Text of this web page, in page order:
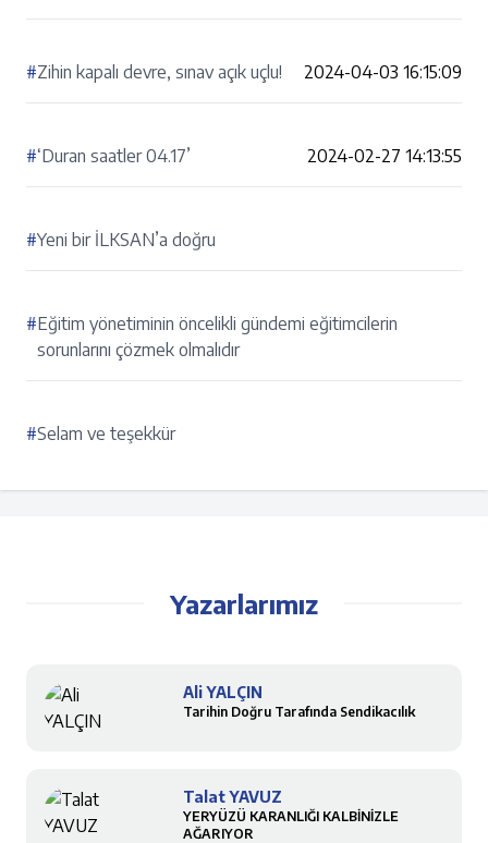
#Zihin kapalı devre, sınav açık uçlu! 2024-04-03 16:15:09
#‘Duran saatler 04.17’ 2024-02-27 14:13:55
#Yeni bir İLKSAN’a doğru
#Eğitim yönetiminin öncelikli gündemi eğitimcilerin
sorunlarını çözmek olmalıdır
#Selam ve teşekkür
Yazarlarımız
Ali YALÇIN
Tarihin Doğru Tarafında Sendikacılık
Talat YAVUZ
YERYÜZÜ KARANLIĞI KALBİNİZLE
AĞARIYOR